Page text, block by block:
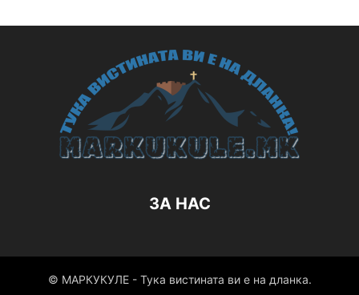
ЗА НАС
© МАРКУКУЛЕ - Тука вистината ви е на дланка.